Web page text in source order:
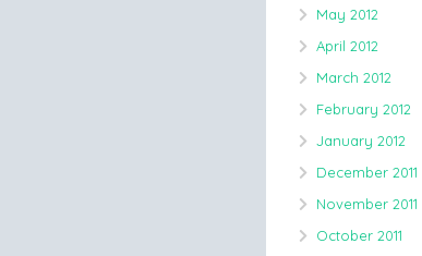
May 2012
April 2012
March 2012
February 2012
January 2012
December 2011
November 2011
October 2011